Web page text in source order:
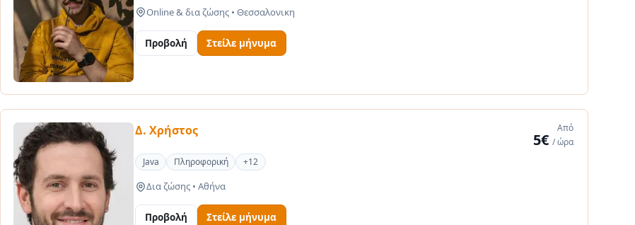
Online & δια ζώσης • Θεσσαλονικη
Προβολή Στείλε μήνυμα
Δ. Χρήστος Από
5€/ ώρα
Java
Πληροφορική +12
Δια ζώσης • Αθήνα
Προβολή Στείλε μήνυμα